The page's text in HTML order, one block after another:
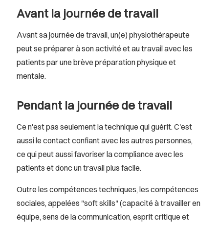
Avant la journée de travail
Avant sa journée de travail, un(e) physiothérapeute
peut se préparer à son activité et au travail avec les
patients par une brève préparation physique et
mentale.
Pendant la journée de travail
Ce n'est pas seulement la technique qui guérit. C'est
aussi le contact confiant avec les autres personnes,
ce qui peut aussi favoriser la compliance avec les
patients et donc un travail plus facile.
Outre les compétences techniques, les compétences
sociales, appelées "soft skills" (capacité à travailler en
équipe, sens de la communication, esprit critique et